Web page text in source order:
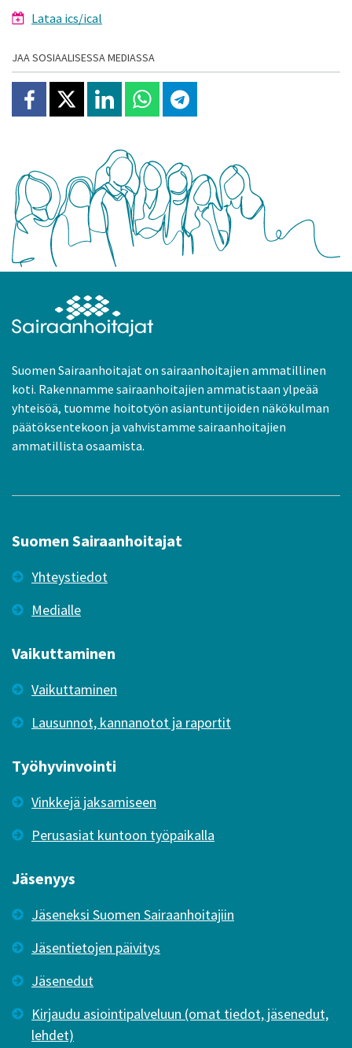
Lataa ics/ical
JAA SOSIAALISESSA MEDIASSA
Jaa Facebookissa
Jaa X:ssäJaa Linkedinissä
Jaa Whatsappissa
Jaa Telegramissa
Suomen Sairaanhoitajat on sairaanhoitajien ammatillinen
koti. Rakennamme sairaanhoitajien ammatistaan ylpeää
yhteisöä, tuomme hoitotyön asiantuntijoiden näkökulman
päätöksentekoon ja vahvistamme sairaanhoitajien
ammatillista osaamista.
Suomen Sairaanhoitajat
Yhteystiedot
Medialle
Vaikuttaminen
Vaikuttaminen
Lausunnot, kannanotot ja raportit
Työhyvinvointi
Vinkkejä jaksamiseen
Perusasiat kuntoon työpaikalla
Jäsenyys
Jäseneksi Suomen Sairaanhoitajiin
Jäsentietojen päivitys
Jäsenedut
Kirjaudu asiointipalveluun (omat tiedot, jäsenedut,
lehdet)